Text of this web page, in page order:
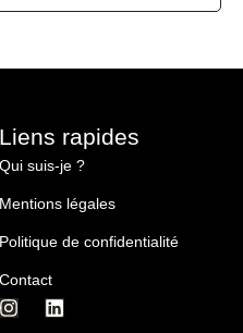
Liens rapides
Qui suis-je ?
Mentions légales
Politique de confidentialité
Contact